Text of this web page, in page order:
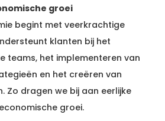
groei
begint met veerkrachtige
klanten bij het
teams, het implementeren van
en het creëren van
Zo dragen we bij aan eerlijke
groei.